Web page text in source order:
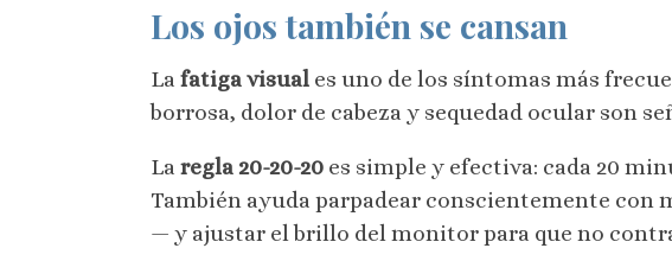
Los ojos también se cansan
Lafatiga visual es uno de los síntomas más
borrosa, dolor de cabeza y sequedad ocular son
Laregla 20-20-20 es simple y efectiva: cada 20
También ayuda parpadear conscientemente
— y ajustar el brillo del monitor para que no